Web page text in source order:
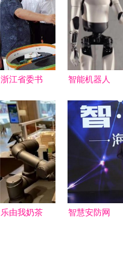
浙江省委书
察开心果机
器人公司，
关注智能机
器人产业发
展
智能机器人
斯拉第二代
Optimus明
日全球首
秀，引领人
形机器人市
场变革
乐由我奶茶
智慧安防网